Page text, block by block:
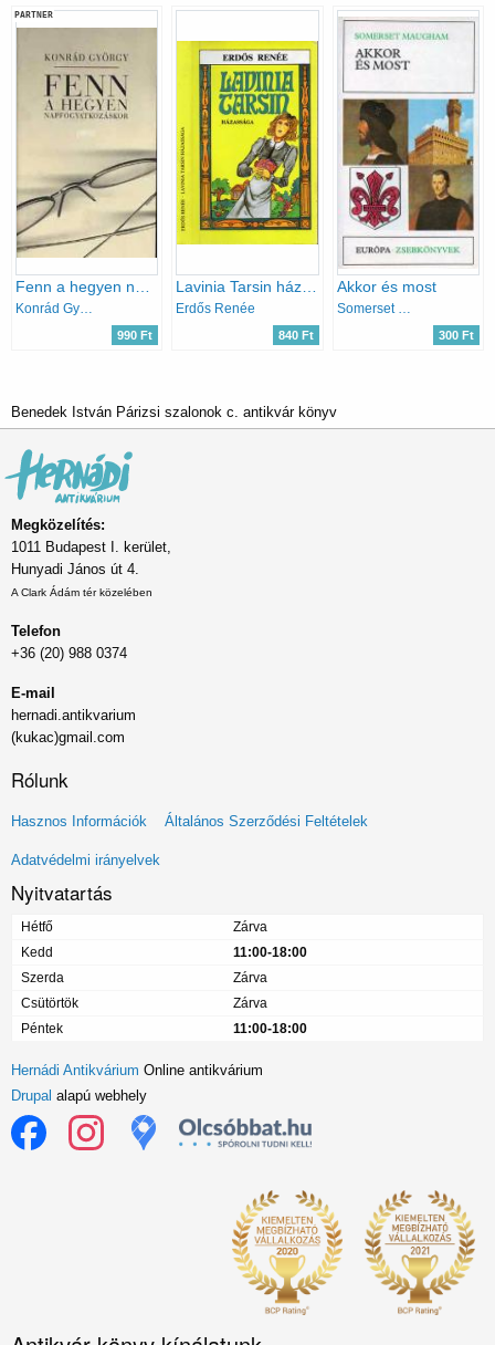
PARTNER
Konrád György
990 Ft
Erdős Renée
840 Ft
Akkor és most
Somerset Maugham
300 Ft
Benedek István Párizsi szalonok c. antikvár könyv
Megközelítés:
1011 Budapest I. kerület,
Hunyadi János út 4.
A Clark Ádám tér közelében
Telefon
+36 (20) 988 0374
E-mail
hernadi.antikvarium
(kukac)gmail.com
Rólunk
Lábléc
menü
Hasznos Információk Általános Szerződési Feltételek
Adatvédelmi irányelvek
Nyitvatartás
Hétfő
Zárva
Kedd
11:00-18:00
Szerda
Zárva
Csütörtök
Zárva
Péntek
11:00-18:00
Hernádi Antikvárium Online antikvárium
Drupal alapú webhely